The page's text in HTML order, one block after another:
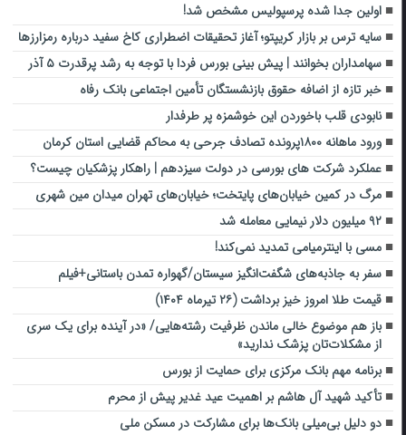
اولین جدا شده پرسپولیس مشخص شد!
سایه ترس بر بازار کریپتو؛ آغاز تحقیقات اضطراری کاخ سفید درباره رمزارزها
سهامداران بخوانند | پیش بینی بورس فردا با توجه به رشد پرقدرت ۵ آذر
خبر تازه از اضافه حقوق بازنشستگان تأمین اجتماعی بانک رفاه
نابودی قلب باخوردن این خوشمزه پر طرفدار
ورود ماهانه ۱۸۰۰پرونده تصادف جرحی به محاکم قضایی استان کرمان
عملکرد شرکت‌ های بورسی در دولت سیزدهم | راهکار پزشکیان چیست؟
مرگ در کمین خیابان‌های پایتخت؛ خیابان‌های تهران میدان مین شهری
۹۲ میلیون دلار نیمایی معامله شد
مسی با اینترمیامی تمدید نمی‌کند!
سفر به جاذبه‌های شگفت‌انگیز سیستان/گهواره تمدن‌ باستانی+فیلم
قیمت طلا امروز خیز برداشت (۲۶ تیرماه ۱۴۰۴)
باز هم موضوع خالی ماندن ظرفیت رشته‌هایی/ «در آینده برای یک سری
از مشکلات‌تان پزشک ندارید»
برنامه مهم بانک مرکزی برای حمایت از بورس
تأکید شهید آل هاشم بر اهمیت عید غدیر پیش از محرم
دو دلیل بی‌میلی بانک‌ها برای مشارکت در مسکن ملی